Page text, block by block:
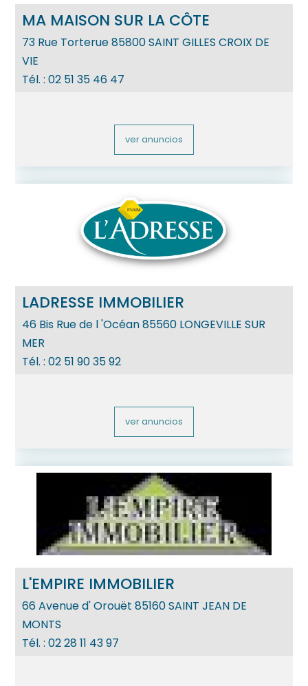
MA MAISON SUR LA CÔTE
73 Rue Torterue85800SAINT GILLES CROIX DE
VIE
Tél. :02 51 35 46 47
ver anuncios
LADRESSE IMMOBILIER
46 Bis Rue de l 'Océan85560 LONGEVILLE SUR
MER
Tél. :02 51 90 35 92
ver anuncios
L'EMPIRE IMMOBILIER
66 Avenue d' Orouët 85160SAINT JEAN DE
MONTS
Tél. :02 28 11 43 97